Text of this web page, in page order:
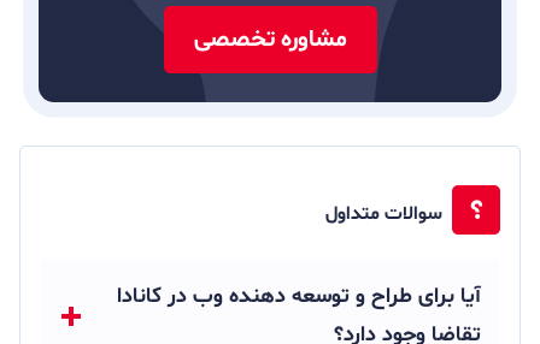
مشاوره تخصصی
سوالات متداول
آیا برای طراح و توسعه دهنده وب در کانادا
تقاضا وجود دارد؟